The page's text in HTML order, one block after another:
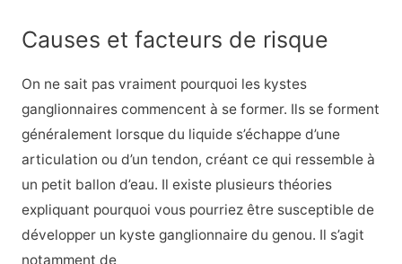
Causes et facteurs de risque
On ne sait pas vraiment pourquoi les kystes
ganglionnaires commencent à se former. Ils se forment
généralement lorsque du liquide s’échappe d’une
articulation ou d’un tendon, créant ce qui ressemble à
un petit ballon d’eau. Il existe plusieurs théories
expliquant pourquoi vous pourriez être susceptible de
développer un kyste ganglionnaire du genou. Il s’agit
notamment de